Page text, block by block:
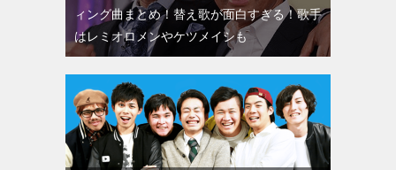
ィング曲まとめ！替え歌が面白すぎる！歌手
はレミオロメンやケツメイシも